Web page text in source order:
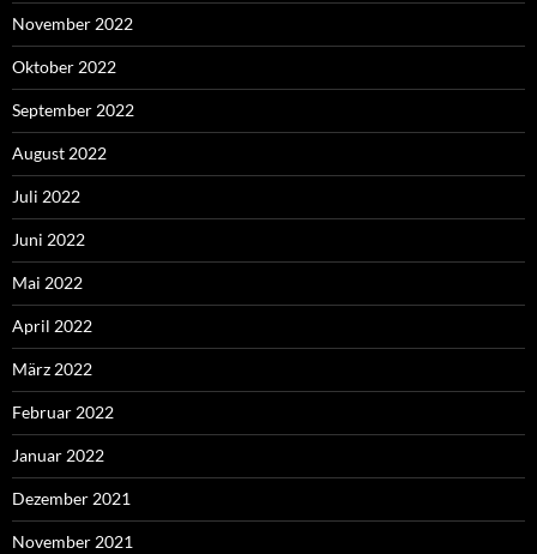
November 2022
Oktober 2022
September 2022
August 2022
Juli 2022
Juni 2022
Mai 2022
April 2022
März 2022
Februar 2022
Januar 2022
Dezember 2021
November 2021